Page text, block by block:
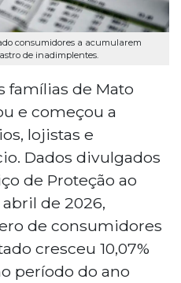
consumidores a acumularem
de inadimplentes.
famílias de Mato
e começou a
lojistas e
Dados divulgados
de Proteção ao
de 2026,
de consumidores
cresceu 10,07%
período do ano